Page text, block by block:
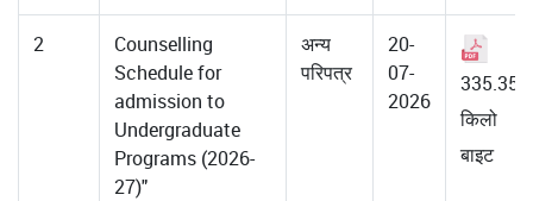
2
Counselling
Schedule for
admission to
Undergraduate
Programs (2026-
27)"
अन्य
परिपत्र
20-
07-
2026
335.35
किलो
बाइट